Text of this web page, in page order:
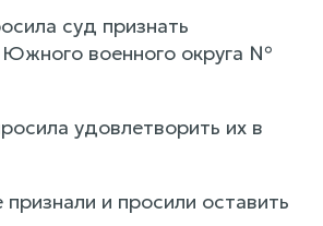
суд признать
Южного военного округа №
удовлетворить их в
и просили оставить